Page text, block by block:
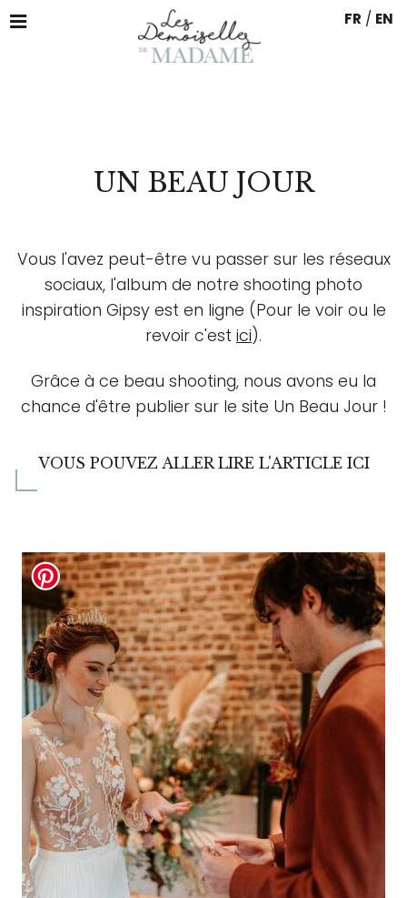
FR / EN
UN BEAU JOUR
Vous l'avez peut-être vu passer sur les réseaux
sociaux, l'album de notre shooting photo
inspiration Gipsy est en ligne (Pour le voir ou le
revoir c'est ici).
Grâce à ce beau shooting, nous avons eu la
chance d'être publier sur le site Un Beau Jour !
VOUS POUVEZ ALLER LIRE L'ARTICLE ICI